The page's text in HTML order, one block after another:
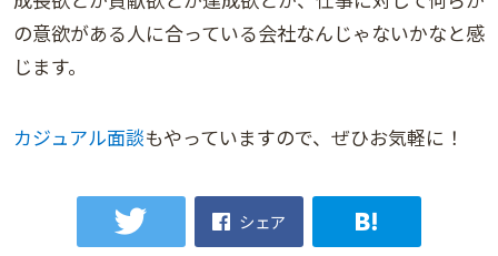
の意欲がある人に合っている会社なんじゃないかなと感
じます。
カジュアル面談もやっていますので、ぜひお気軽に！
シェア